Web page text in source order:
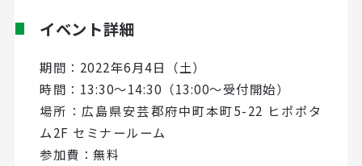
イベント詳細
期間：2022年6月4日（土）
時間：13:30～14:30（13:00～受付開始）
場所：広島県安芸郡府中町本町5-22 ヒポポタ
ム2F セミナールーム
参加費：無料